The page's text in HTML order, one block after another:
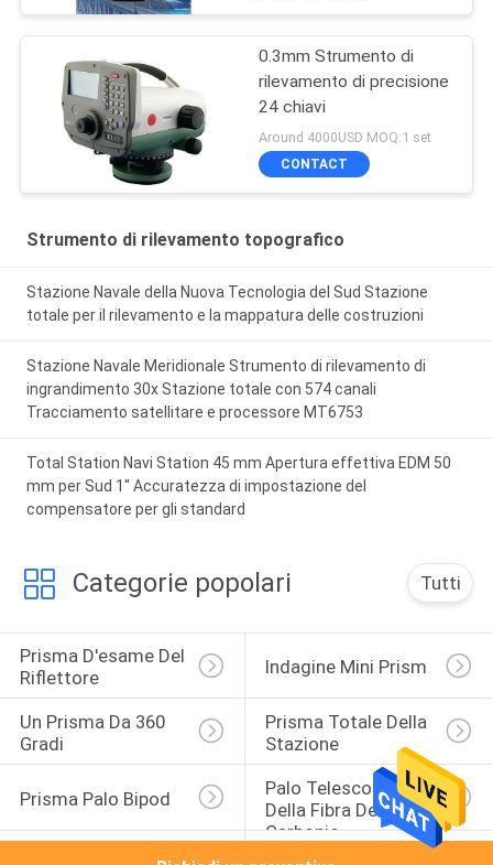
0.3mm Strumento di
rilevamento di precisione
24 chiavi
Around 4000USD MOQ:1 set
CONTACT
Strumento di rilevamento topografico
Stazione Navale della Nuova Tecnologia del Sud Stazione
totale per il rilevamento e la mappatura delle costruzioni
Stazione Navale Meridionale Strumento di rilevamento di
ingrandimento 30x Stazione totale con 574 canali
Tracciamento satellitare e processore MT6753
Total Station Navi Station 45 mm Apertura effettiva EDM 50
mm per Sud 1'' Accuratezza di impostazione del
compensatore per gli standard
Categorie popolari Tutti
Prisma D'esame Del
Riflettore
Indagine Mini Prism
Un Prisma Da 360
Gradi
Prisma Totale Della
Stazione
Prisma Palo Bipod
Palo Telescopico
Della Fibra Del
Carbonio